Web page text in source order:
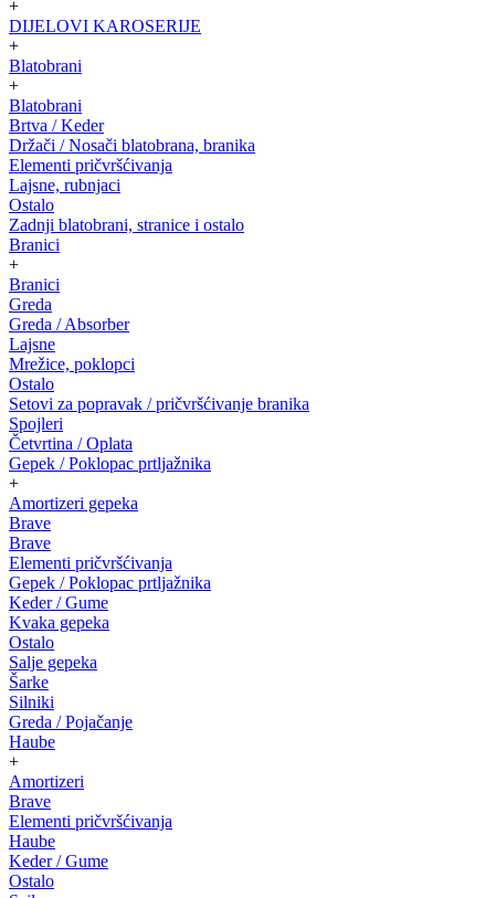
+
DIJELOVI KAROSERIJE
+
Blatobrani
+
Blatobrani
Brtva / Keder
Držači / Nosači blatobrana, branika
Elementi pričvršćivanja
Lajsne, rubnjaci
Ostalo
Zadnji blatobrani, stranice i ostalo
Branici
+
Branici
Greda
Greda / Absorber
Lajsne
Mrežice, poklopci
Ostalo
Setovi za popravak / pričvršćivanje branika
Spojleri
Četvrtina / Oplata
Gepek / Poklopac prtljažnika
+
Amortizeri gepeka
Brave
Brave
Elementi pričvršćivanja
Gepek / Poklopac prtljažnika
Keder / Gume
Kvaka gepeka
Ostalo
Salje gepeka
Šarke
Silniki
Greda / Pojačanje
Haube
+
Amortizeri
Brave
Elementi pričvršćivanja
Haube
Keder / Gume
Ostalo